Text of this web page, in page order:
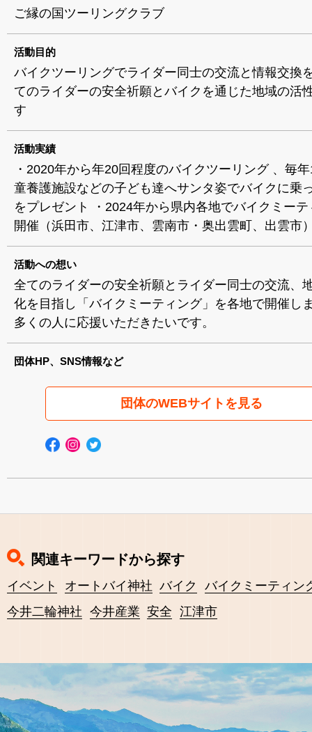
ご縁の国ツーリングクラブ
活動目的
バイクツーリングでライダー同士の交流と情報交換
てのライダーの安全祈願とバイクを通じた地域の活
す
活動実績
・2020年から年20回程度のバイクツーリング 、毎
童養護施設などの子ども達へサンタ姿でバイクに乗
をプレゼント ・2024年から県内各地でバイクミー
開催（浜田市、江津市、雲南市・奥出雲町、出雲市
活動への想い
全てのライダーの安全祈願とライダー同士の交流、
化を目指し「バイクミーティング」を各地で開催し
多くの人に応援いただきたいです。
団体HP、SNS情報など
団体のWEBサイトを見る
関連キーワードから探す
イベント オートバイ神社 バイク
バイクミーティン
今井二輪神社 今井産業 安全 江津市